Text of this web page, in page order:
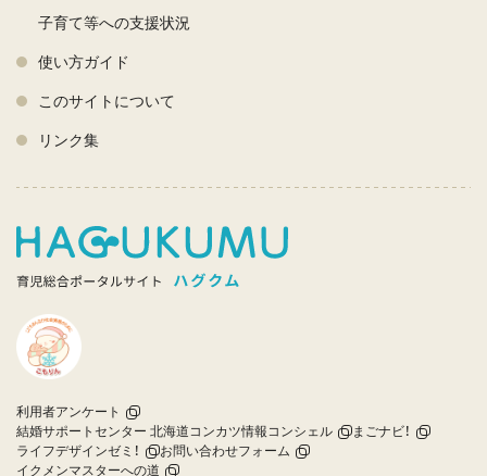
子育て等への支援状況
使い方ガイド
このサイトについて
リンク集
利用者アンケート
結婚サポートセンター 北海道コンカツ情報コンシェル
まごナビ！
ライフデザインゼミ！
お問い合わせフォーム
イクメンマスターへの道